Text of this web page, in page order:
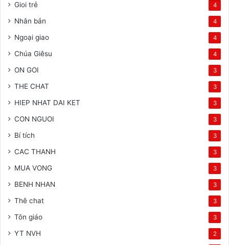
Gioi trẻ 4
Nhân bản 4
Ngoại giao 4
Chúa Giêsu 4
ON GOI 3
THE CHAT 3
HIEP NHAT DAI KET 3
CON NGUOI 3
Bí tích 3
CAC THANH 3
MUA VONG 3
BENH NHAN 3
Thê chat 3
Tôn giáo 3
YT NVH 2